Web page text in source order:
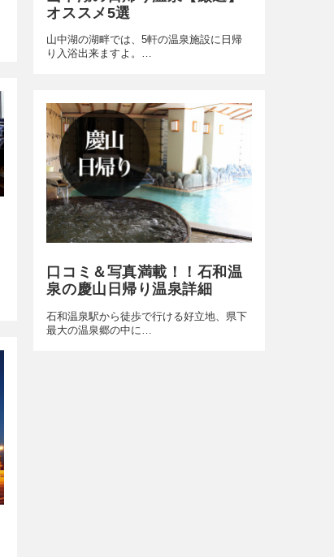
オススメ5選
山中湖の湖畔では、5軒の温泉施設に日帰
り入浴出来ますよ。…
口コミ＆写真満載！！石和温
泉の慶山日帰り温泉詳細
石和温泉駅から徒歩で行ける好立地、県下
最大の温泉郷の中に…